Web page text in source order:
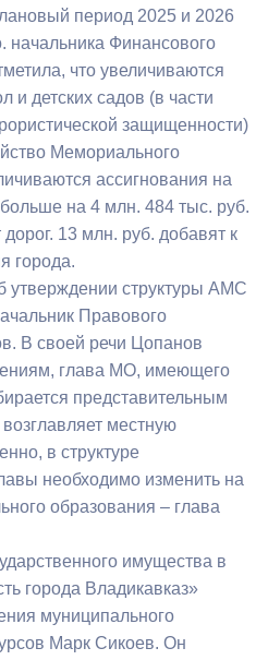
период 2025 и 2026
начальника Финансового
что увеличиваются
и детских садов (в части
защищенности)
Мемориального
ассигнования на
на 4 млн. 484 тыс. руб.
13 млн. руб. добавят к
города.
утверждении структуры АМС
Правового
В своей речи Цопанов
глава МО, имеющего
представительным
местную
в структуре
необходимо изменить на
образования – глава
имущества в
города Владикавказ»
муниципального
Марк Сикоев. Он